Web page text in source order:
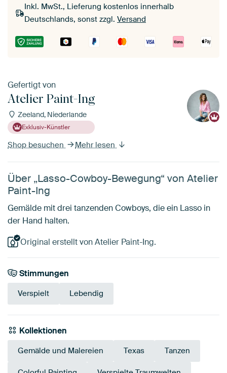
Inkl. MwSt., Lieferung kostenlos innerhalb
Deutschlands, sonst zzgl. Versand
Gefertigt von
Atelier Paint-Ing
Zeeland, Niederlande
Exklusiv-Künstler
Shop besuchen Mehr lesen
Über „Lasso-Cowboy-Bewegung“ von Atelier
Paint-Ing
Gemälde mit drei tanzenden Cowboys, die ein Lasso in
der Hand halten.
Original erstellt von Atelier Paint-Ing.
Stimmungen
Verspielt Lebendig
Kollektionen
Gemälde und Malereien Texas Tanzen